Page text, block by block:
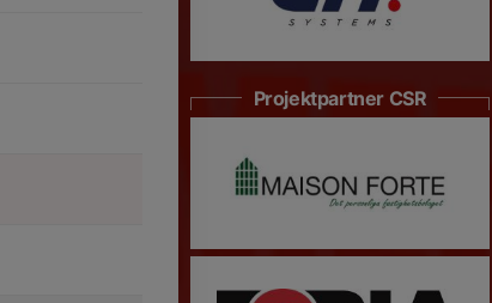
Projektpartner CSR